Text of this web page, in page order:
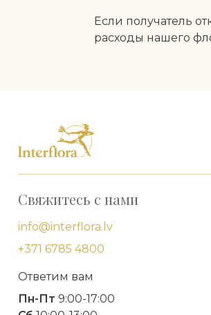
Если получатель
расходы нашего
Свяжитесь с нами
info@interflora.lv
+371 6785 4800
Ответим вам
Пн-Пт 9:00-17:00